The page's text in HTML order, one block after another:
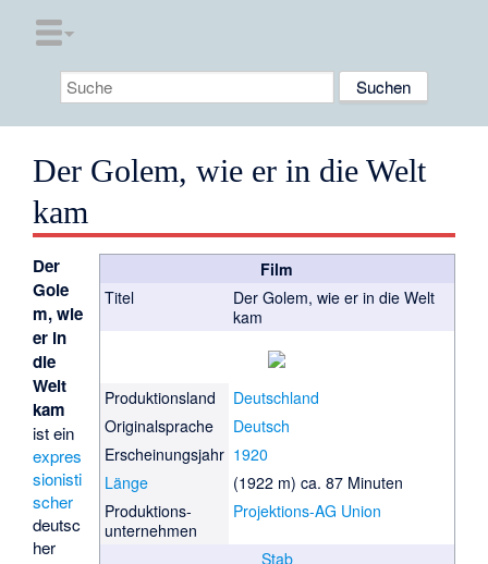
Der Golem, wie er in die Welt
kam
Film
Titel
Der Golem, wie er in die Welt
kam
Produktionsland
Deutschland
Originalsprache
Deutsch
Erscheinungsjahr 1920
Länge
(1922 m) ca. 87 Minuten
Produktions­
unternehmen
Projektions-AG Union
Stab
Der
Gole
m, wie
er in
die
Welt
kam
ist ein
expres
sionisti
scher
deutsc
her